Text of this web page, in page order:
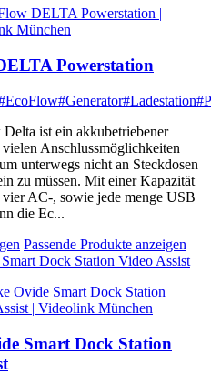
Powerstation
#Generator#Ladestation
ist ein akkubetriebener
Anschlussmöglichkeiten
unterwegs nicht an Steckdosen
zu müssen. Mit einer Kapazität
AC-, sowie jede menge USB
die Ec...
Passende Produkte anzeigen
Dock Station Video Assist
Smart Dock Station